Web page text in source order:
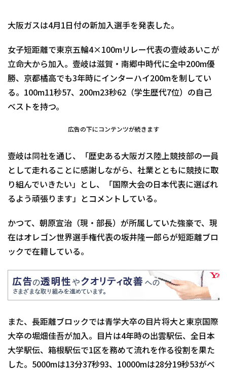
大阪ガスは4月1日付の新加入選手を発表した。
女子短距離で東京五輪4×100mリレー代表の壹岐あいこが
立命大から加入。壹岐は滋賀・南郷中時代に全中200m優
勝、京都橘高でも3年時にインターハイ200mを制してい
る。100m11秒57、200m23秒62（学生歴代7位）の自己
ベストを持つ。
広告の下にコンテンツが続きます
壹岐は同社を通じ、「歴史ある大阪ガス陸上競技部の一員
として走れることに感謝しながら、社業とともに競技に取
り組んでいきたい」とし、「国際大会の日本代表に選ばれ
るよう頑張ります」とコメントしている。
かつて、朝原宣治（現・部長）が所属していた強豪で、現
在はオレゴン世界選手権代表の坂井隆一郎らが短距離ブロ
ックで在籍している。
また、長距離ブロックでは青学大卒の目片将大と東京国際
大卒の堀畑佳吾が加入。目片は4年時の出雲駅伝、全日本
大学駅伝、箱根駅伝で1区を務めて流れを作る役割を果た
した。5000mは13分37秒93、10000mは28分19秒53がベ